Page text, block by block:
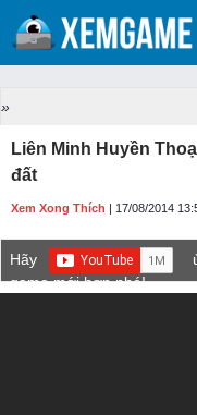
»
Liên Minh Huyền
đất
Xem Xong Thích | 17/08/2014
Hãy
game mới hơn nhé!